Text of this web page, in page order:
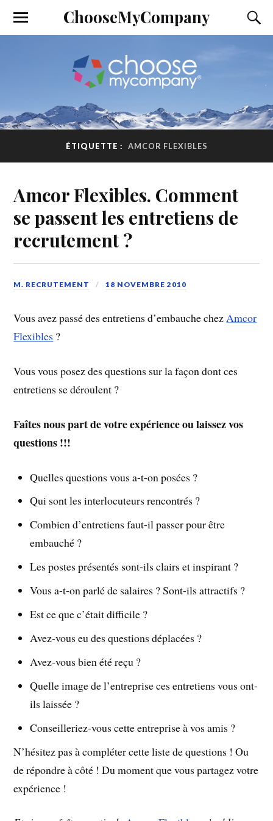
ChooseMyCompany
ÉTIQUETTE : AMCOR FLEXIBLES
Amcor Flexibles. Comment
se passent les entretiens de
recrutement ?
M. RECRUTEMENT 18 NOVEMBRE 2010
Vous avez passé des entretiens d’embauche chezAmcor
Flexibles ?
Vous vous posez des questions sur la façon dont ces
entretiens se déroulent ?
Faîtes nous part de votre expérience ou laissez vos
questions !!!
Quelles questions vous a-t-on posées ?
Qui sont les interlocuteurs rencontrés ?
Combien d’entretiens faut-il passer pour être
embauché ?
Les postes présentés sont-ils clairs et inspirant ?
Vous a-t-on parlé de salaires ? Sont-ils attractifs ?
Est ce que c’était difficile ?
Avez-vous eu des questions déplacées ?
Avez-vous bien été reçu ?
Quelle image de l’entreprise ces entretiens vous ont-
ils laissée ?
Conseilleriez-vous cette entreprise à vos amis ?
N’hésitez pas à compléter cette liste de questions ! Ou
de répondre à côté ! Du moment que vous partagez votre
expérience !